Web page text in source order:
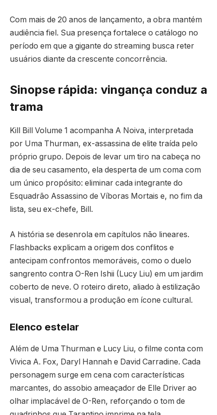
Com mais de 20 anos de lançamento, a obra mantém
audiência fiel. Sua presença fortalece o catálogo no
período em que a gigante do streaming busca reter
usuários diante da crescente concorrência.
Sinopse rápida: vingança conduz a
trama
Kill Bill Volume 1 acompanha A Noiva, interpretada
por Uma Thurman, ex-assassina de elite traída pelo
próprio grupo. Depois de levar um tiro na cabeça no
dia de seu casamento, ela desperta de um coma com
um único propósito: eliminar cada integrante do
Esquadrão Assassino de Víboras Mortais e, no fim da
lista, seu ex-chefe, Bill.
A história se desenrola em capítulos não lineares.
Flashbacks explicam a origem dos conflitos e
antecipam confrontos memoráveis, como o duelo
sangrento contra O-Ren Ishii (Lucy Liu) em um jardim
coberto de neve. O roteiro direto, aliado à estilização
visual, transformou a produção em ícone cultural.
Elenco estelar
Além de Uma Thurman e Lucy Liu, o filme conta com
Vivica A. Fox, Daryl Hannah e David Carradine. Cada
personagem surge em cena com características
marcantes, do assobio ameaçador de Elle Driver ao
olhar implacável de O-Ren, reforçando o tom de